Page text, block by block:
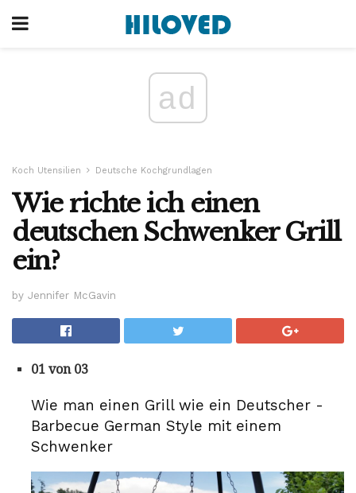
ad
Koch Utensilien Deutsche Kochgrundlagen
Wie richte ich einen
deutschen Schwenker Grill
ein?
by Jennifer McGavin
01 von 03
Wie man einen Grill wie ein Deutscher -
Barbecue German Style mit einem
Schwenker